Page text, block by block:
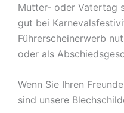
Mutter- oder Vatertag
gut bei
Führerscheinerwerb
oder als
Wenn Sie Ihren
sind unsere